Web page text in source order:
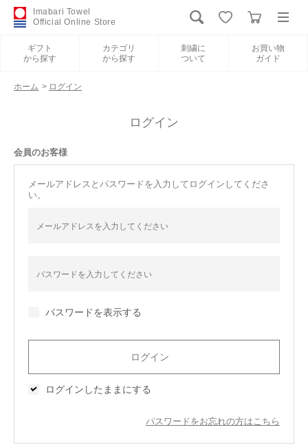
Imabari Towel
Official Online Store
ギフト
から探す
カテゴリ
から探す
刺繍に
ついて
お買い物
ガイド
新規会員登録
カテゴリから探す
刺繍について
今治タオルについて
会員サービス
ホーム > ログイン
ログイン
会員のお客様
メールアドレスとパスワードを入力してログインしてくださ
い。
パスワードを表示する
ログインしたままにする
パスワードをお忘れの方はこちら